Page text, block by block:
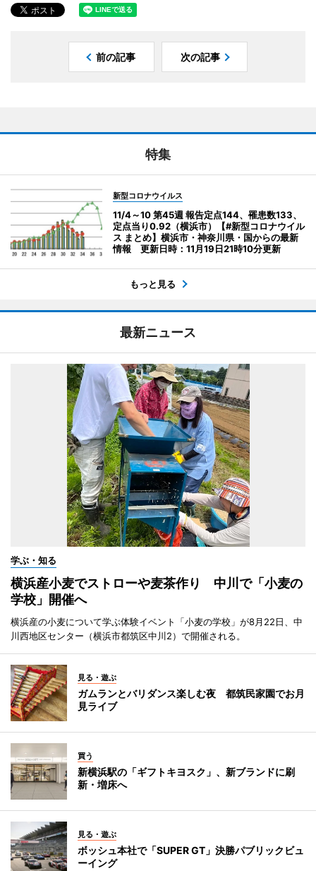
前の記事 次の記事
特集
新型コロナウイルス
11/4～10 第45週 報告定点144、罹患数133、
定点当り0.92（横浜市）【#新型コロナウイル
ス まとめ】横浜市・神奈川県・国からの最新
情報 更新日時：11月19日21時10分更新
もっと見る
最新ニュース
学ぶ・知る
横浜産小麦でストローや麦茶作り 中川で「小麦の
学校」開催へ
横浜産の小麦について学ぶ体験イベント「小麦の学校」が8月22日、中
川西地区センター（横浜市都筑区中川2）で開催される。
見る・遊ぶ
ガムランとバリダンス楽しむ夜 都筑民家園でお月
見ライブ
買う
新横浜駅の「ギフトキヨスク」、新ブランドに刷
新・増床へ
見る・遊ぶ
ボッシュ本社で「SUPER GT」決勝パブリックビュ
ーイング